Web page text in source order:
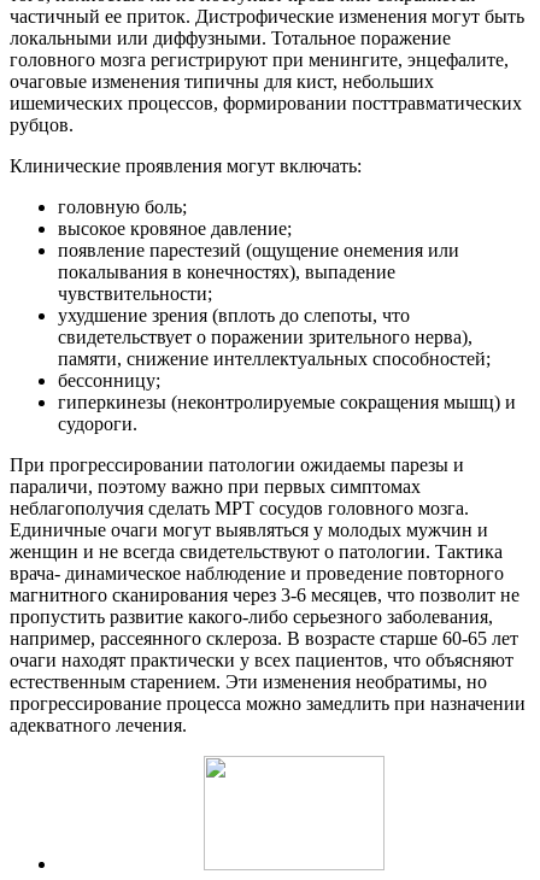
частичный ее приток. Дистрофические изменения могут быть
локальными или диффузными. Тотальное поражение
головного мозга регистрируют при менингите, энцефалите,
очаговые изменения типичны для кист, небольших
ишемических процессов, формировании посттравматических
рубцов.
Клинические проявления могут включать:
головную боль;
высокое кровяное давление;
появление парестезий (ощущение онемения или
покалывания в конечностях), выпадение
чувствительности;
ухудшение зрения (вплоть до слепоты, что
свидетельствует о поражении зрительного нерва),
памяти, снижение интеллектуальных способностей;
бессонницу;
гиперкинезы (неконтролируемые сокращения мышц) и
судороги.
При прогрессировании патологии ожидаемы парезы и
параличи, поэтому важно при первых симптомах
неблагополучия сделать МРТ сосудов головного мозга.
Единичные очаги могут выявляться у молодых мужчин и
женщин и не всегда свидетельствуют о патологии. Тактика
врача- динамическое наблюдение и проведение повторного
магнитного сканирования через 3-6 месяцев, что позволит не
пропустить развитие какого-либо серьезного заболевания,
например, рассеянного склероза. В возрасте старше 60-65 лет
очаги находят практически у всех пациентов, что объясняют
естественным старением. Эти изменения необратимы, но
прогрессирование процесса можно замедлить при назначении
адекватного лечения.